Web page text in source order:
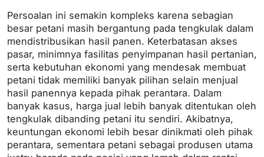
Persoalan ini semakin kompleks karena sebagian
besar petani masih bergantung pada tengkulak dalam
mendistribusikan hasil panen. Keterbatasan akses
pasar, minimnya fasilitas penyimpanan hasil pertanian,
serta kebutuhan ekonomi yang mendesak membuat
petani tidak memiliki banyak pilihan selain menjual
hasil panennya kepada pihak perantara. Dalam
banyak kasus, harga jual lebih banyak ditentukan oleh
tengkulak dibanding petani itu sendiri. Akibatnya,
keuntungan ekonomi lebih besar dinikmati oleh pihak
perantara, sementara petani sebagai produsen utama